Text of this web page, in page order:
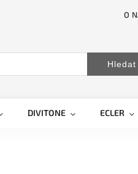
O
Hledat
DIVITONE ECLER